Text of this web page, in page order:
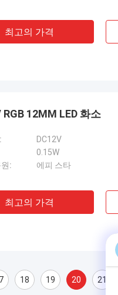
최고의 가격
RGB 12MM LED 화소
DC12V
0.15W
:
에피 스타
최고의 가격
18 19 20 21